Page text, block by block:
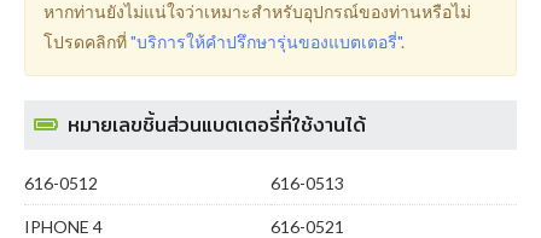
หากท่านยังไม่แน่ใจว่าเหมาะสำหรับอุปกรณ์ของท่านหรือไม่
โปรดคลิกที่"บริการให้คำปรึกษารุ่นของแบตเตอรี่".
หมายเลขชิ้นส่วนแบตเตอรี่ที่ใช้งานได้
616-0512 616-0513
IPHONE 4 616-0521